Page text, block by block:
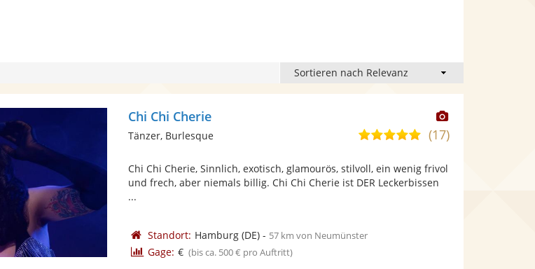
Dieser
Künstler
Chi Chi Cherie
4,8
5
Sternen
(17)
Tänzer, Burlesque
Chi Chi Cherie, Sinnlich, exotisch, glamourös, stilvoll, ein wenig frivol
und frech, aber niemals billig. Chi Chi Cherie ist DER Leckerbissen
...
Standort: Hamburg(DE)- 57 km von Neumünster
Gage: € (bis ca. 500 € pro Auftritt)